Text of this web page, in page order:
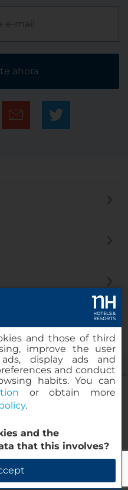
Mayor
ahora
& AMERICAS Santa Engracia,
España
and those of third
improve the user
ads, display ads and
and conduct
habits. You can
or obtain more
.
and the
that this involves?